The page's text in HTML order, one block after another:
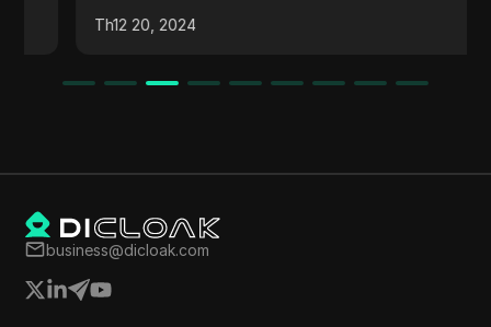
độ ổn định.
Th12 20, 2024
business@dicloak.com